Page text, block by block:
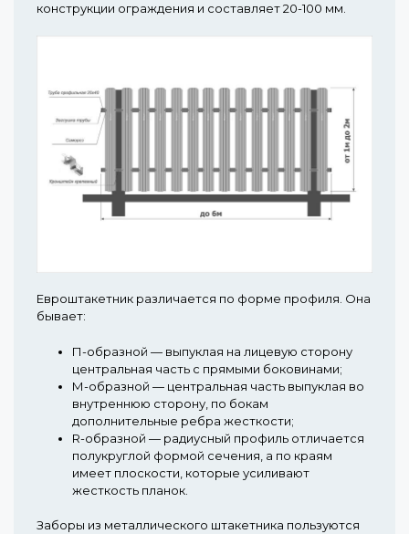
конструкции ограждения и составляет 20-100 мм.
Евроштакетник различается по форме профиля. Она
бывает:
П-образной — выпуклая на лицевую сторону
центральная часть с прямыми боковинами;
М-образной — центральная часть выпуклая во
внутреннюю сторону, по бокам
дополнительные ребра жесткости;
R-образной — радиусный профиль отличается
полукруглой формой сечения, а по краям
имеет плоскости, которые усиливают
жесткость планок.
Заборы из металлического штакетника пользуются